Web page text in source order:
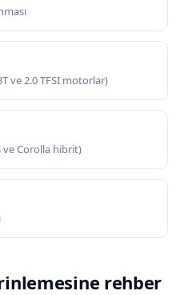
ve 2.0 TFSI motorlar)
ve Corolla hibrit)
rehber